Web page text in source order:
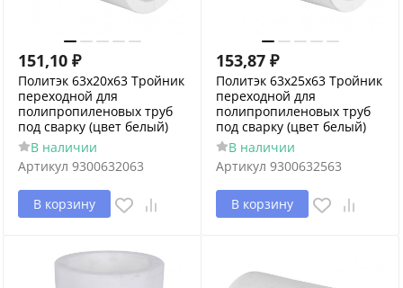
151,10 ₽
Политэк 63х20х63 Тройник
переходной для
полипропиленовых труб
под сварку (цвет белый)
В наличии
Артикул 9300632063
В корзину
153,87 ₽
Политэк 63х25х63 Тройник
переходной для
полипропиленовых труб
под сварку (цвет белый)
В наличии
Артикул 9300632563
В корзину